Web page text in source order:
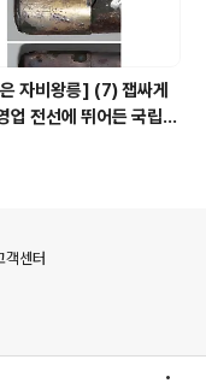
자비왕릉] (7) 잽싸게
업 전선에 뛰어든 국립박
객센터